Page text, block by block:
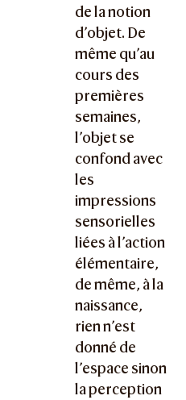
de la notion
d’objet. De
même qu’au
cours des
premières
semaines,
l’objet se
confond avec
les
impressions
sensorielles
liées à l’action
élémentaire,
de même, à la
naissance,
rien n’est
donné de
l’espace sinon
la perception